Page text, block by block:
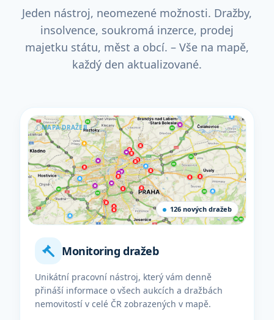
Jeden nástroj, neomezené možnosti. Dražby,
insolvence, soukromá inzerce, prodej
majetku státu, měst a obcí. – Vše na mapě,
každý den aktualizované.
MAPA DRAŽEB
126 nových dražeb
Monitoring dražeb
Unikátní pracovní nástroj, který vám denně
přináší informace o všech aukcích a dražbách
nemovitostí v celé ČR zobrazených v mapě.